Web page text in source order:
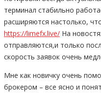
терминал стабильно
расширяются настолько,
https://limefx.live/ На
отправляются,и только
скорость заявок очень
Мне как новичку очень
брокером – все ясно и